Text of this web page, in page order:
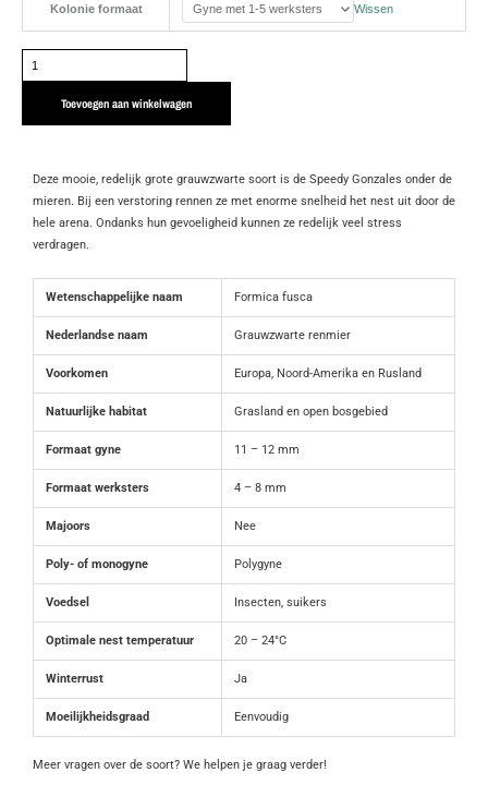
Kolonie formaat Wissen
Grauwzwarte
renmier
Toevoegen aan winkelwagen
Deze mooie, redelijk grote grauwzwarte soort is de Speedy Gonzales onder de
mieren. Bij een verstoring rennen ze met enorme snelheid het nest uit door de
hele arena. Ondanks hun gevoeligheid kunnen ze redelijk veel stress
verdragen.
Wetenschappelijke naam Formica fusca
Nederlandse naam Grauwzwarte renmier
Voorkomen Europa, Noord-Amerika en Rusland
Natuurlijke habitat Grasland en open bosgebied
Formaat gyne 11 – 12 mm
Formaat werksters 4 – 8 mm
Majoors Nee
Poly- of monogyne Polygyne
Voedsel Insecten, suikers
Optimale nest temperatuur 20 – 24°C
Winterrust Ja
Moeilijkheidsgraad Eenvoudig
Meer vragen over de soort? We helpen je graag verder!